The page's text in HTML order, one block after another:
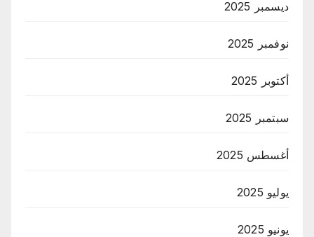
ديسمبر 2025
نوفمبر 2025
أكتوبر 2025
سبتمبر 2025
أغسطس 2025
يوليو 2025
يونيو 2025